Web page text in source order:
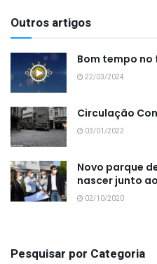
Outros artigos
Bom tempo
22/03/2024
Circulação
03/01/2022
Novo parque
nascer junto
02/10/2020
Pesquisar por Categoria